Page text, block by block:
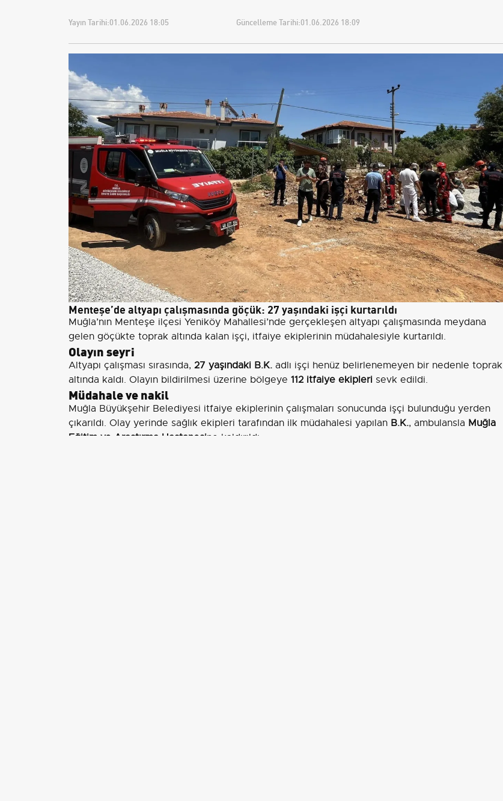
Yayın Tarihi:01.06.2026 18:05 Güncelleme Tarihi:01.06.2026 18:09
Menteşe’de altyapı çalışmasında göçük: 27 yaşındaki işçi kurtarıldı
Muğla’nın Menteşe ilçesi Yeniköy Mahallesi’nde gerçekleşen altyapı çalışmasında meydana
gelen göçükte toprak altında kalan işçi, itfaiye ekiplerinin müdahalesiyle kurtarıldı.
Olayın seyri
Altyapı çalışması sırasında, 27 yaşındaki B.K. adlı işçi henüz belirlenemeyen bir nedenle toprak
altında kaldı. Olayın bildirilmesi üzerine bölgeye 112 itfaiye ekipleri sevk edildi.
Müdahale ve nakil
Muğla Büyükşehir Belediyesi itfaiye ekiplerinin çalışmaları sonucunda işçi bulunduğu yerden
çıkarıldı. Olay yerinde sağlık ekipleri tarafından ilk müdahalesi yapılan B.K., ambulansla Muğla
Eğitim ve Araştırma Hastanesine kaldırıldı.